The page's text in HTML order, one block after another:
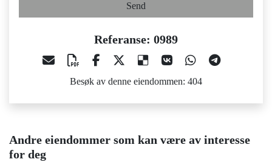
Send
Referanse: 0989
Besøk av denne eiendommen: 404
Andre eiendommer som kan være av interesse
for deg